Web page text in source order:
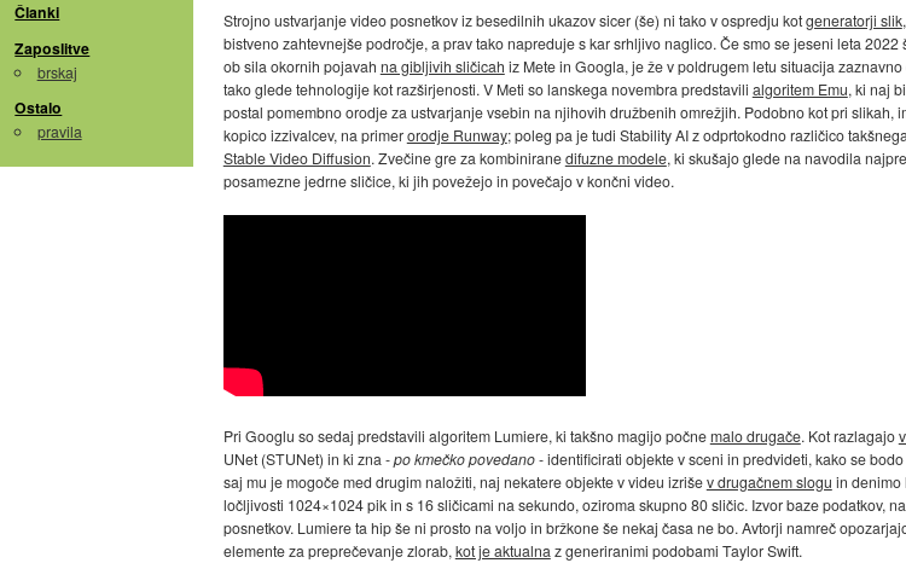
Članki
Zaposlitve
brskaj
Ostalo
pravila
Strojno ustvarjanje video posnetkov iz besedilnih ukazov sicer (še) ni tako v ospredju kotgeneratorji slik
bistveno zahtevnejše področje, a prav tako napreduje s kar srhljivo naglico. Če smo se jeseni leta 2022
ob sila okornih pojavah na gibljivih sličicah iz Mete in Googla, je že v poldrugem letu situacija
tako glede tehnologije kot razširjenosti. V Meti so lanskega novembra predstavili algoritem Emu, ki naj
postal pomembno orodje za ustvarjanje vsebin na njihovih družbenih omrežjih. Podobno kot pri slikah,
kopico izzivalcev, na primerorodje Runway; poleg pa je tudi Stability AI z odprtokodno različico
Stable Video Diffusion. Zvečine gre za kombiniranedifuzne modele, ki skušajo glede na navodila
posamezne jedrne sličice, ki jih povežejo in povečajo v končni video.
Pri Googlu so sedaj predstavili algoritem Lumiere, ki takšno magijo počnemalo drugače. Kot razlagajo
UNet (STUNet) in ki zna -po kmečko povedano- identificirati objekte v sceni in predvideti, kako se
saj mu je mogoče med drugim naložiti, naj nekatere objekte v videu izrišev drugačnem slogu in denimo
ločljivosti 1024×1024 pik in s 16 sličicami na sekundo, oziroma skupno 80 sličic. Izvor baze podatkov,
posnetkov. Lumiere ta hip še ni prosto na voljo in bržkone še nekaj časa ne bo. Avtorji namreč
elemente za preprečevanje zlorab, kot je aktualna z generiranimi podobami Taylor Swift.